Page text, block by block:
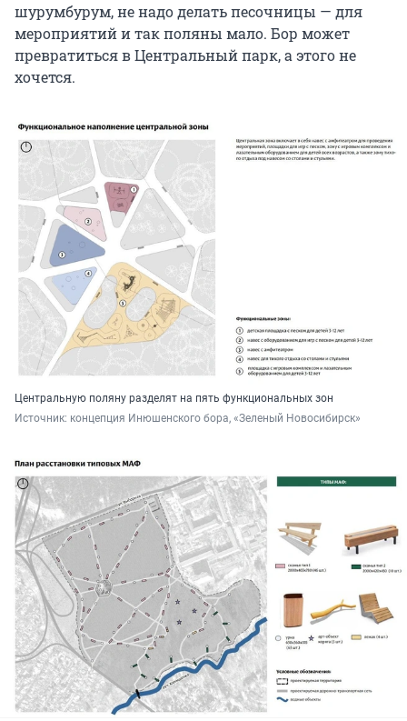
шурумбурум, не надо делать песочницы — для
мероприятий и так поляны мало. Бор может
превратиться в Центральный парк, а этого не
хочется.
Центральную поляну разделят на пять функциональных зон
Источник: концепция Инюшенского бора, «Зеленый Новосибирск»